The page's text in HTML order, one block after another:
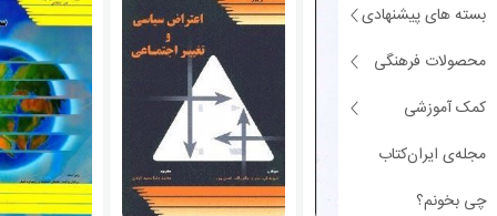
بسته های پیشنهادی
محصولات فرهنگی
کمک آموزشی
مجله‌ی ایران‌کتاب
چی بخونم؟